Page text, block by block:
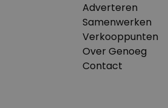
Adverteren
Samenwerken
Verkooppunten
Over Genoeg
Contact